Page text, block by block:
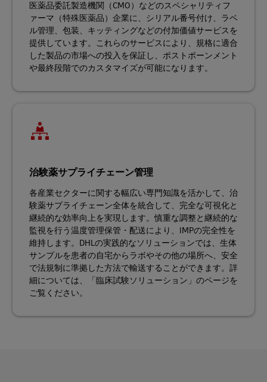
医薬品委託製造機関（CMO）などのスペシャリティフ
ァーマ（特殊医薬品）企業に、シリアル番号付け、ラベ
ル管理、包装、キッティングなどの付加価値サービスを
提供しています。これらのサービスにより、規格に適合
した製品の市場への投入を保証し、ポストポーンメント
や最終段階でのカスタマイズが可能になります。
治験薬サプライチェーン管理
各産業セクターに関する幅広い専門知識を活かして、治
験薬サプライチェーン全体を統合して、完全な可視化と
継続的な効率向上を実現します。慎重な調整と継続的な
監視を行う温度管理保管・配送により、IMPの完全性を
維持します。DHLの実践的なソリューションでは、生体
サンプルを患者の自宅からラボやその他の場所へ、安全
で法規制に準拠した方法で輸送することができます。詳
細については、「臨床試験ソリューション」のページを
ご覧ください。